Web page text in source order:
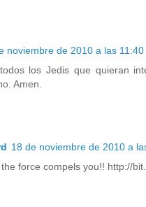
noviembre de 2010 a las 11:40
los Jedis que quieran
Amen.
18 de noviembre de 2010 a
force compels you!! http://